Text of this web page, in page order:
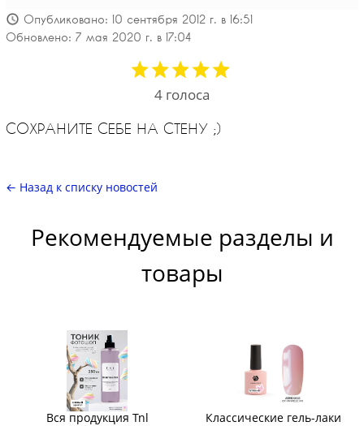
Опубликовано: 10 сентября 2012 г. в 16:51
Обновлено: 7 мая 2020 г. в 17:04
4 голоса
СОХРАНИТЕ СЕБЕ НА СТЕНУ ;)
← Назад к списку новостей
Рекомендуемые разделы и
товары
Вся продукция Tnl
Классические гель-лаки